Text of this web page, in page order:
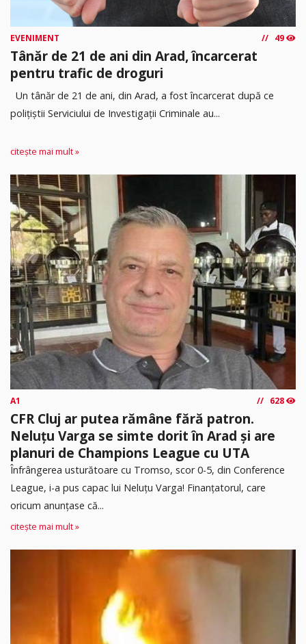
EVENIMENT 49
Tânăr de 21 de ani din Arad, încarcerat
pentru trafic de droguri
Un tânăr de 21 de ani, din Arad, a fost încarcerat după ce
polițiștii Serviciului de Investigații Criminale au...
citește mai mult »
A1 628
CFR Cluj ar putea rămâne fără patron.
Neluțu Varga se simte dorit în Arad și are
planuri de Champions League cu UTA
Înfrângerea usturătoare cu Tromso, scor 0-5, din Conference
League, i-a pus capac lui Neluțu Varga! Finanțatorul, care
oricum anunțase că...
citește mai mult »